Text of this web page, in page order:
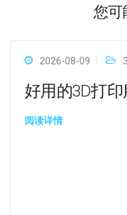
您可
2026-08-09
好用的3D打
阅读详情